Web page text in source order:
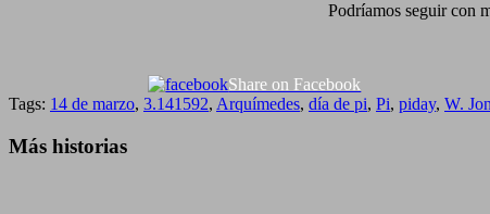
Podríamos seguir con
Share on Facebook
Tags: 14 de marzo, 3.141592, Arquímedes, día de pi, Pi, piday, W.
Más historias